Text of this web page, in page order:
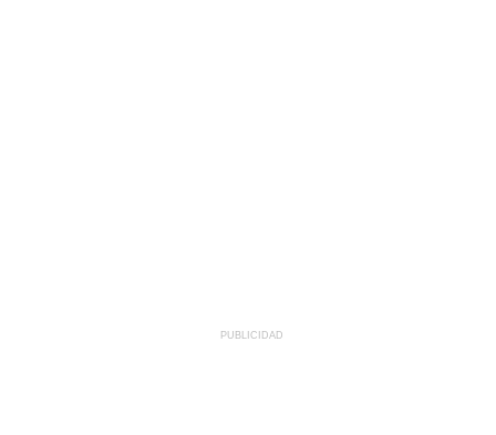
PUBLICIDAD